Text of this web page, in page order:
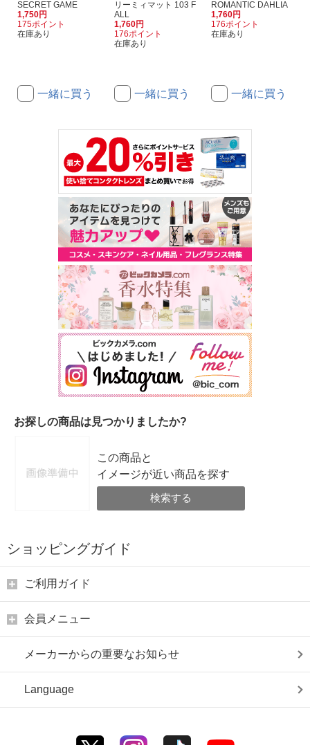
SECRET GAME
1,750円
175ポイント
在庫あり
一緒に買う
リーミィマット 103 F
ALL
1,760円
176ポイント
在庫あり
一緒に買う
ROMANTIC DAHLIA
1,760円
176ポイント
在庫あり
一緒に買う
お探しの商品は見つかりましたか?
この商品と
イメージが近い商品を探す
検索する
ショッピングガイド
ご利用ガイド
会員メニュー
メーカーからの重要なお知らせ
Language